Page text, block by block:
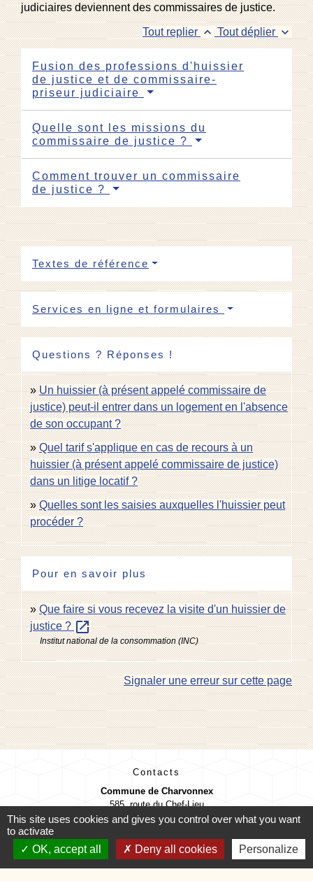
judiciaires deviennent des commissaires de justice.
Tout replier keyboard_arrow_up Tout déplier keyboard_arrow_down
Fusion des professions d'huissier
de justice et de commissaire-
priseur judiciaire
Quelle sont les missions du
commissaire de justice ?
Comment trouver un commissaire
de justice ?
Textes de référence
Services en ligne et formulaires
Questions ? Réponses !
Un huissier (à présent appelé commissaire de
justice) peut-il entrer dans un logement en l'absence
de son occupant ?
Quel tarif s'applique en cas de recours à un
huissier (à présent appelé commissaire de justice)
dans un litige locatif ?
Quelles sont les saisies auxquelles l'huissier peut
procéder ?
Pour en savoir plus
Que faire si vous recevez la visite d'un huissier de
justice ? open_in_new
Institut national de la consommation (INC)
Signaler une erreur sur cette page
Contacts
Commune de Charvonnex
585, route du Chef-Lieu
74370 Charvonnex - FRANCE
Contact par formulaire
This site uses cookies and gives you control over what you want
to activate
OK, accept all
Deny all cookies Personalize